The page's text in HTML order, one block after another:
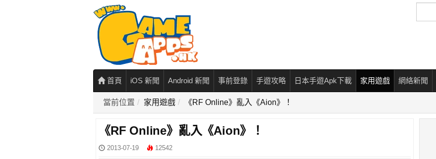
尋
首頁 iOS 新聞 Android 新聞 事前登錄 手遊攻略 日本手遊Apk下載 家用遊戲 網絡新聞
當前位置 家用遊戲 《RF Online》亂入《Aion》！
《RF Online》亂入《Aion》！
2013-07-19 12542